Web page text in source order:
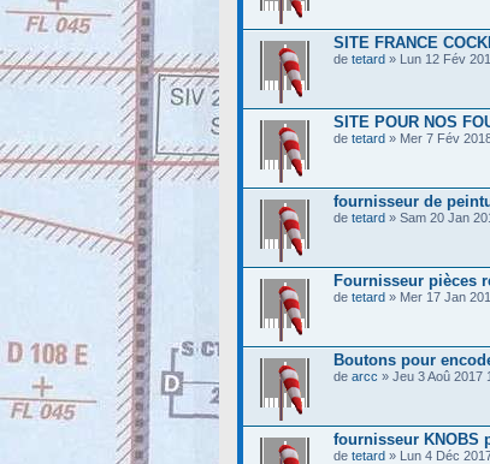
SITE FRANCE
de tetard » Lun 12 Fév
SITE POUR NOS
de tetard » Mer 7 Fév
fournisseur de
de tetard » Sam 20 Jan
Fournisseur pièces
de tetard » Mer 17 Jan
Boutons pour
de arcc » Jeu 3 Aoû 2017
fournisseur KNOBS
de tetard » Lun 4 Déc